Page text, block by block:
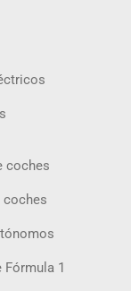
coches
coches
Fórmula 1